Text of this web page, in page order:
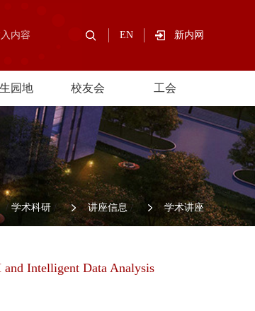
EN 新内网
园地 校友会 工会
/ 学术科研 / 讲座信息 / 学术讲座
Intelligent Data Analysis